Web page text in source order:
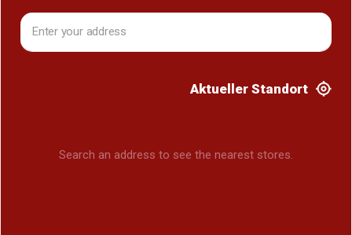
Aktueller Standort
Search an address to see the nearest stores.